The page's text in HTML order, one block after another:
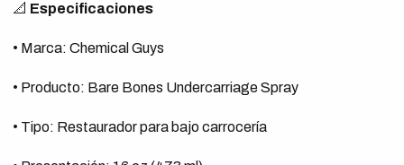
📐 Especificaciones
• Marca: Chemical Guys
• Producto: Bare Bones Undercarriage Spray
• Tipo: Restaurador para bajo carrocería